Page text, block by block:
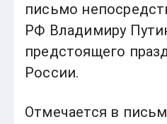
письмо
РФ Владимиру
предстоящего
России.
Отмечается в